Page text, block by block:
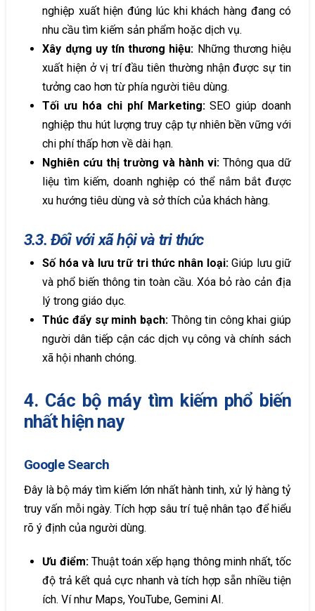
nghiệp xuất hiện đúng lúc khi khách hàng đang có
nhu cầu tìm kiếm sản phẩm hoặc dịch vụ.
Xây dựng uy tín thương hiệu: Những thương hiệu
xuất hiện ở vị trí đầu tiên thường nhận được sự tin
tưởng cao hơn từ phía người tiêu dùng.
Tối ưu hóa chi phí Marketing:SEO giúp doanh
nghiệp thu hút lượng truy cập tự nhiên bền vững với
chi phí thấp hơn về dài hạn.
Nghiên cứu thị trường và hành vi: Thông qua dữ
liệu tìm kiếm, doanh nghiệp có thể nắm bắt được
xu hướng tiêu dùng và sở thích của khách hàng.
3.3. Đối với xã hội và tri thức
Số hóa và lưu trữ tri thức nhân loại:Giúp lưu giữ
và phổ biến thông tin toàn cầu. Xóa bỏ rào cản địa
lý trong giáo dục.
Thúc đẩy sự minh bạch:Thông tin công khai giúp
người dân tiếp cận các dịch vụ công và chính sách
xã hội nhanh chóng.
4. Các bộ máy tìm kiếm phổ biến
nhất hiện nay
Google Search
Đây là bộ máy tìm kiếm lớn nhất hành tinh, xử lý hàng tỷ
truy vấn mỗi ngày. Tích hợp sâu trí tuệ nhân tạo để hiểu
rõ ý định của người dùng.
Ưu điểm:Thuật toán xếp hạng thông minh nhất, tốc
độ trả kết quả cực nhanh và tích hợp sẵn nhiều tiện
ích. Ví như Maps, YouTube, Gemini AI.